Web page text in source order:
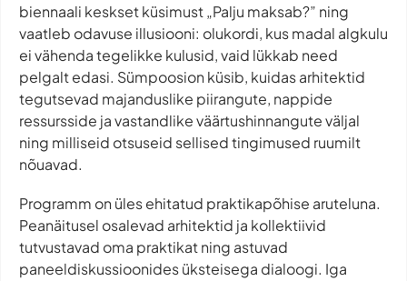
biennaali keskset küsimust „Palju maksab?” ning
vaatleb odavuse illusiooni: olukordi, kus madal algkulu
ei vähenda tegelikke kulusid, vaid lükkab need
pelgalt edasi. Sümpoosion küsib, kuidas arhitektid
tegutsevad majanduslike piirangute, nappide
ressursside ja vastandlike väärtushinnangute väljal
ning milliseid otsuseid sellised tingimused ruumilt
nõuavad.
Programm on üles ehitatud praktikapõhise aruteluna.
Peanäitusel osalevad arhitektid ja kollektiivid
tutvustavad oma praktikat ning astuvad
paneeldiskussioonides üksteisega dialoogi. Iga